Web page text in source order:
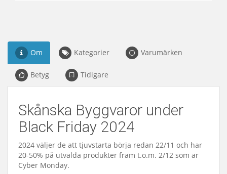
Om Kategorier Varumärken
Betyg Tidigare
Skånska Byggvaror under
Black Friday 2024
2024 väljer de att tjuvstarta börja redan 22/11 och har
20-50% på utvalda produkter fram t.o.m. 2/12 som är
Cyber Monday.